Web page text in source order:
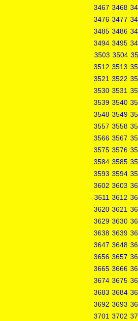
3467 3468
3476 3477
3485 3486
3494 3495
3503 3504
3512 3513
3521 3522
3530 3531
3539 3540
3548 3549
3557 3558
3566 3567
3575 3576
3584 3585
3593 3594
3602 3603
3611 3612
3620 3621
3629 3630
3638 3639
3647 3648
3656 3657
3665 3666
3674 3675
3683 3684
3692 3693
3701 3702